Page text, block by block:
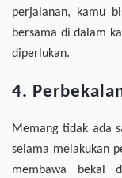
perjalanan, kamu
bersama di dalam
diperlukan.
4.
Memang tidak ada
selama melakukan
membawa bekal